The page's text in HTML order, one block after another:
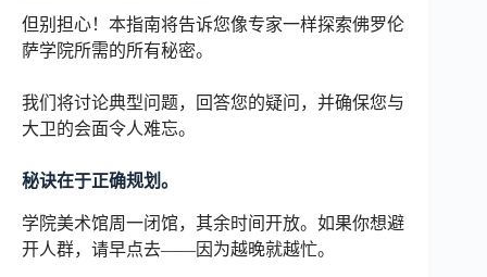
但别担心！本指南将告诉您像专家一样探索佛罗伦
萨学院所需的所有秘密。
我们将讨论典型问题，回答您的疑问，并确保您与
大卫的会面令人难忘。
秘诀在于正确规划。
学院美术馆周一闭馆，其余时间开放。如果你想避
开人群，请早点去——因为越晚就越忙。